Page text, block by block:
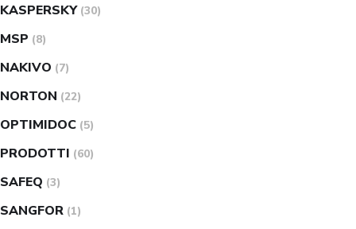
KASPERSKY (30)
MSP (8)
NAKIVO (7)
NORTON (22)
OPTIMIDOC (5)
PRODOTTI (60)
SAFEQ (3)
SANGFOR (1)